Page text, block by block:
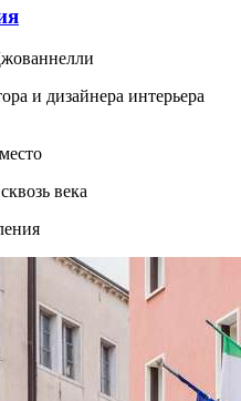
и дизайнера интерьера
века